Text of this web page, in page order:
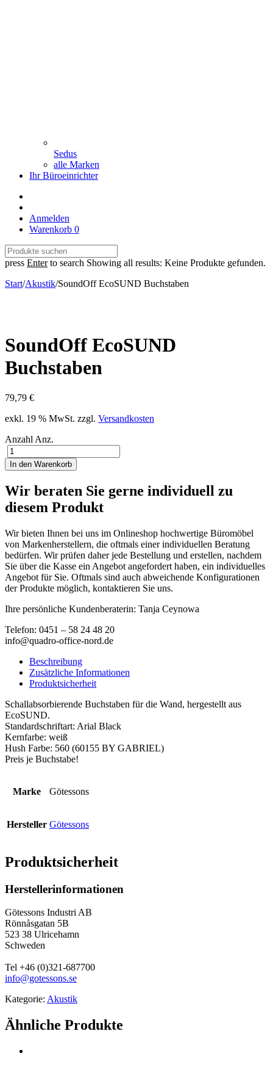
Sedus
alle Marken
Ihr Büroeinrichter
Anmelden
Warenkorb 0
press Enterto search Showing all results: Keine Produkte gefunden.
Start/Akustik/SoundOff EcoSUND Buchstaben
SoundOff EcoSUND
Buchstaben
79,79 €
exkl. 19 % MwSt. zzgl. Versandkosten
Anzahl Anz.
In den Warenkorb
Wir beraten Sie gerne individuell zu
diesem Produkt
Wir bieten Ihnen bei uns im Onlineshop hochwertige Büromöbel
von Markenherstellern, die oftmals einer individuellen Beratung
bedürfen. Wir prüfen daher jede Bestellung und erstellen, nachdem
Sie über die Kasse ein Angebot angefordert haben, ein individuelles
Angebot für Sie. Oftmals sind auch abweichende Konfigurationen
der Produkte möglich, kontaktieren Sie uns.
Ihre persönliche Kundenberaterin: Tanja Ceynowa
Telefon: 0451 – 58 24 48 20
info@quadro-office-nord.de
Beschreibung
Zusätzliche Informationen
Produktsicherheit
Schallabsorbierende Buchstaben für die Wand, hergestellt aus
EcoSUND.
Standardschriftart: Arial Black
Kernfarbe: weiß
Hush Farbe: 560 (60155 BY GABRIEL)
Preis je Buchstabe!
Marke Götessons
Hersteller Götessons
Produktsicherheit
Herstellerinformationen
Götessons Industri AB
Rönnåsgatan 5B
523 38 Ulricehamn
Schweden
Tel +46 (0)321-687700
info@gotessons.se
Kategorie: Akustik
Ähnliche Produkte